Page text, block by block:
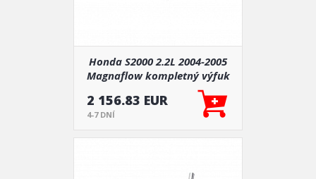
Honda S2000 2.2L 2004-2005
Magnaflow kompletný výfuk
2 156.83 EUR
4-7 DNÍ